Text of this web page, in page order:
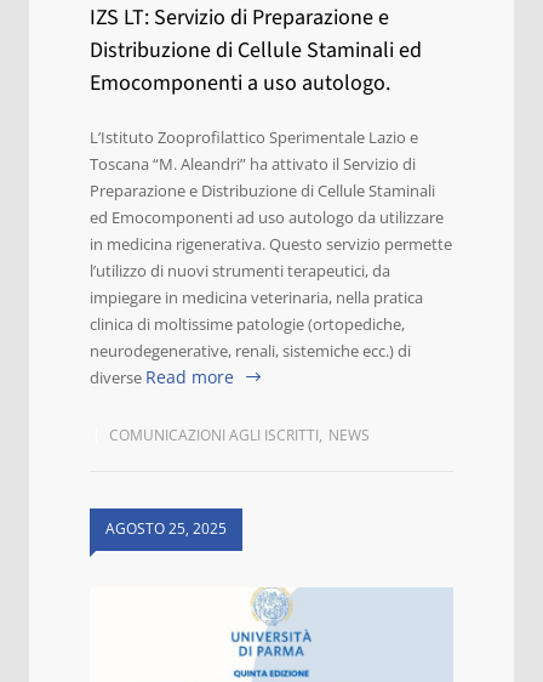
IZS LT: Servizio di Preparazione e
Distribuzione di Cellule Staminali ed
Emocomponenti a uso autologo.
L’Istituto Zooprofilattico Sperimentale Lazio e
Toscana “M. Aleandri” ha attivato il Servizio di
Preparazione e Distribuzione di Cellule Staminali
ed Emocomponenti ad uso autologo da utilizzare
in medicina rigenerativa. Questo servizio permette
l’utilizzo di nuovi strumenti terapeutici, da
impiegare in medicina veterinaria, nella pratica
clinica di moltissime patologie (ortopediche,
neurodegenerative, renali, sistemiche ecc.) di
diverse Read more
COMUNICAZIONI AGLI ISCRITTI, NEWS
AGOSTO 25, 2025